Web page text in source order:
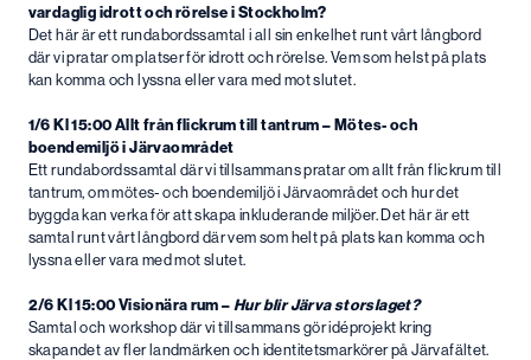
vardaglig idrott och rörelse i Stockholm?
Det här är ett rundabordssamtal i all sin enkelhet runt vårt långbord
där vi pratar om platser för idrott och rörelse. Vem som helst på plats
kan komma och lyssna eller vara med mot slutet.
1/6 Kl 15:00 Allt från flickrum till tantrum – Mötes- och
boendemiljö i Järvaområdet
Ett rundabordssamtal där vi tillsammans pratar om allt från flickrum till
tantrum, om mötes- och boendemiljö i Järvaområdet och hur det
byggda kan verka för att skapa inkluderande miljöer. Det här är ett
samtal runt vårt långbord där vem som helt på plats kan komma och
lyssna eller vara med mot slutet.
2/6 Kl 15:00 Visionära rum – Hur blir Järva storslaget?
Samtal och workshop där vi tillsammans gör idéprojekt kring
skapandet av fler landmärken och identitetsmarkörer på Järvafältet.